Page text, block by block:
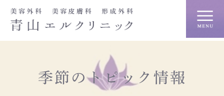
季節のトピック情報